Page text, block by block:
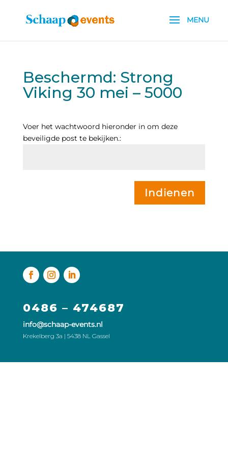
Beschermd: Strong
Viking 30 mei – 5000
Voer het wachtwoord hieronder in om deze
beveiligde post te bekijken.:
Indienen
0486 – 474687
info@schaap-events.nl
Krekelberg 3a | 5438 NL Gassel